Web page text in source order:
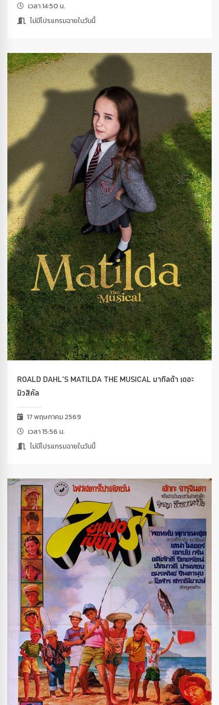
เวลา 14:50 น.
ไม่มีโปรแกรมฉายในวันนี้
ROALD DAHL'S MATILDA THE MUSICAL มาทิลด้า เดอะ
มิวสิคัล
17 พฤษภาคม 2569
เวลา 15:56 น.
ไม่มีโปรแกรมฉายในวันนี้